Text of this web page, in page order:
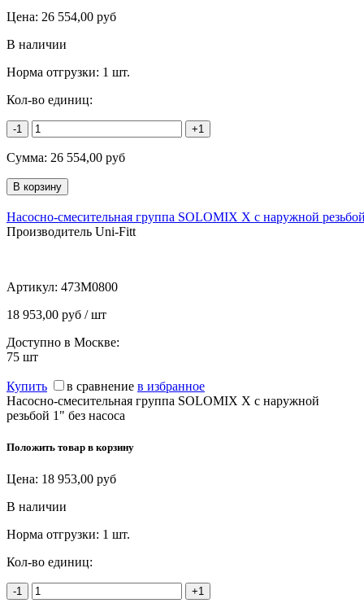
Цена: 26 554,00 руб
В наличии
Норма отгрузки: 1 шт.
Кол-во единиц:
-1 +1
Сумма: 26 554,00 руб
Насосно-смесительная группа SOLOMIX X с наружной
Производитель Uni-Fitt
Артикул: 473M0800
18 953,00 руб / шт
Доступно в Москве:
75 шт
Купить в сравнение в избранное
Насосно-смесительная группа SOLOMIX X с наружной
резьбой 1" без насоса
Положить товар в корзину
Цена: 18 953,00 руб
В наличии
Норма отгрузки: 1 шт.
Кол-во единиц:
-1 +1